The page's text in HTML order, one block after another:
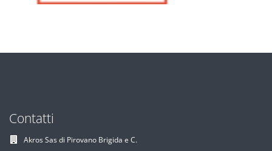
Contatti
Akros Sas di Pirovano Brigida e C.